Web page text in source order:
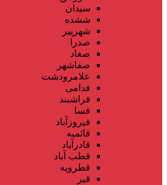
سیدان
ششده
شهرپیر
صدرا
صغاد
صفاشهر
علامرودشت
فدامی
فراشبند
فسا
فیروزآباد
قائمیه
قادرآباد
قطب آباد
قطرویه
قیر